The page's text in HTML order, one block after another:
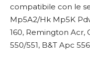
compatibile con le
Mp5A2/Hk Mp5K
160, Remington Acr,
550/551, B&T Apc